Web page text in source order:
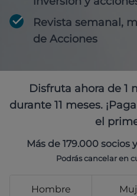
Revista semanal,
de Acciones
Disfruta ahora de 1
durante 11 meses.
el
Más de 179.000
Podrás cancelar en
Hombre